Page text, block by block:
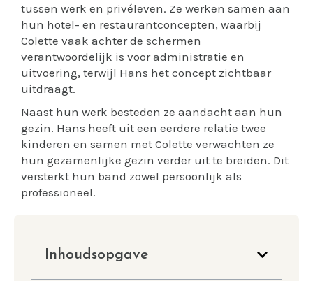
tussen werk en privéleven. Ze werken samen aan
hun hotel- en restaurantconcepten, waarbij
Colette vaak achter de schermen
verantwoordelijk is voor administratie en
uitvoering, terwijl Hans het concept zichtbaar
uitdraagt.
Naast hun werk besteden ze aandacht aan hun
gezin. Hans heeft uit een eerdere relatie twee
kinderen en samen met Colette verwachten ze
hun gezamenlijke gezin verder uit te breiden. Dit
versterkt hun band zowel persoonlijk als
professioneel.
Inhoudsopgave